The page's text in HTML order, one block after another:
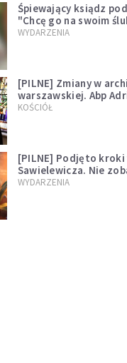
Śpiewający ksiądz
"Chcę go na swoim
WYDARZENIA
[PILNE] Zmiany w
warszawskiej. Abp
wręczył dekrety
KOŚCIÓŁ
[PILNE] Podjęto kroki
Sawielewicza. Nie
mediach
WYDARZENIA